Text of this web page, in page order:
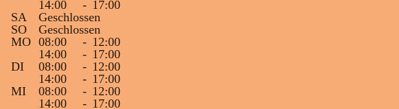
14:00
- 17:00
SA
Geschlossen
SO
Geschlossen
MO 08:00 - 12:00
14:00
- 17:00
DI
08:00 - 12:00
14:00
- 17:00
MI
08:00 - 12:00
14:00
- 17:00